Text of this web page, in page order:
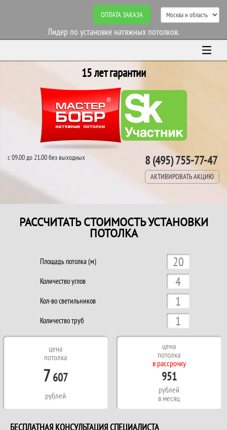
ОПЛАТА ЗАКАЗА
Лидер по установке натяжных потолков.
15 лет гарантии
с 09.00 до 21.00 без выходных 8 (495) 755-77-47
АКТИВИРОВАТЬ АКЦИЮ
РАССЧИТАТЬ СТОИМОСТЬ УСТАНОВКИ
ПОТОЛКА
Площадь потолка (м)
Количество углов
Кол-во светильников
Количество труб
цена
потолка
7 607
рублей
цена
потолка
в рассрочку
951
рублей
в месяц
БЕСПЛАТНАЯ КОНСУЛЬТАЦИЯ СПЕЦИАЛИСТА